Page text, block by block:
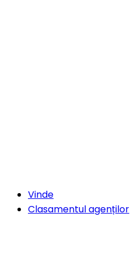
Vinde
Clasamentul agenților